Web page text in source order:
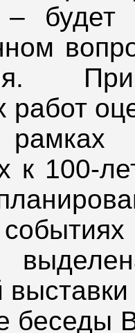
будет
работ
к 100-
беседы